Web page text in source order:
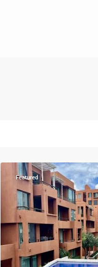
Featured